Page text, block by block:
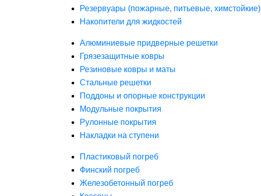
Резервуары (пожарные, питьевые, химстойкие)
Накопители для жидкостей
Алюминиевые придверные решетки
Грязезащитные ковры
Резиновые ковры и маты
Стальные решетки
Поддоны и опорные конструкции
Модульные покрытия
Рулонные покрытия
Накладки на ступени
Пластиковый погреб
Финский погреб
Железобетонный погреб